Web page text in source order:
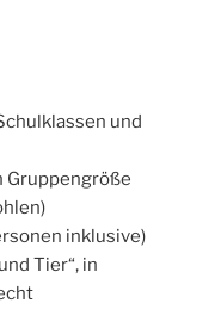
und
Gruppengröße
inklusive)
Tier“, in